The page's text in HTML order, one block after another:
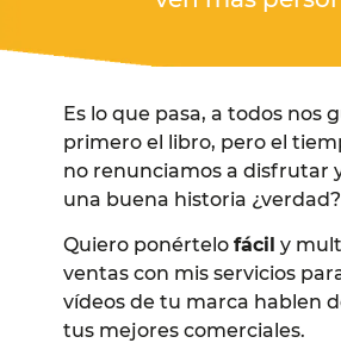
Es lo que pasa, a todos nos
primero el libro, pero el
no renunciamos a disfrutar
una buena historia ¿verdad?
Quiero ponértelo fácil y
ventas con mis servicios
vídeos de tu marca hablen
tus mejores comerciales.